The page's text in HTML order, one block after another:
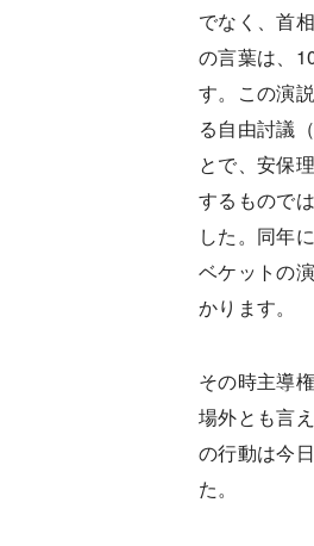
でなく、首
の言葉は、
す。この演
る自由討議
とで、安保
するもので
した。同年
ベケットの
かります。
その時主導
場外とも言
の行動は今
た。